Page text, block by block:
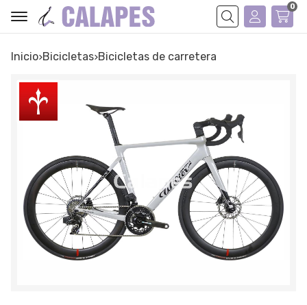
Buscar
0
Inicio bicicletas bicicletas de carretera